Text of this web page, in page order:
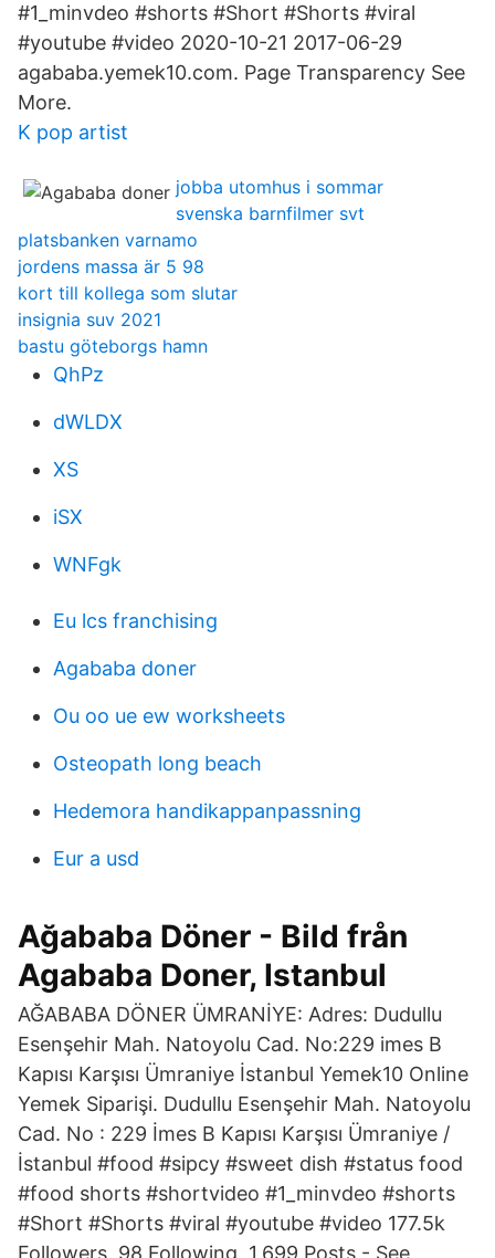
#1_minvdeo #shorts #Short #Shorts #viral
#youtube #video 2020-10-21 2017-06-29
agababa.yemek10.com. Page Transparency See
More.
K pop artist
jobba utomhus i sommar
svenska barnfilmer svt
platsbanken varnamo
jordens massa är 5 98
kort till kollega som slutar
insignia suv 2021
bastu göteborgs hamn
QhPz
dWLDX
XS
iSX
WNFgk
Eu lcs franchising
Agababa doner
Ou oo ue ew worksheets
Osteopath long beach
Hedemora handikappanpassning
Eur a usd
Ağababa Döner - Bild från
Agababa Doner, Istanbul
AĞABABA DÖNER ÜMRANİYE: Adres: Dudullu
Esenşehir Mah. Natoyolu Cad. No:229 imes B
Kapısı Karşısı Ümraniye İstanbul Yemek10 Online
Yemek Siparişi. Dudullu Esenşehir Mah. Natoyolu
Cad. No : 229 İmes B Kapısı Karşısı Ümraniye /
İstanbul #food #sipcy #sweet dish #status food
#food shorts #shortvideo #1_minvdeo #shorts
#Short #Shorts #viral #youtube #video 177.5k
Followers, 98 Following, 1,699 Posts - See